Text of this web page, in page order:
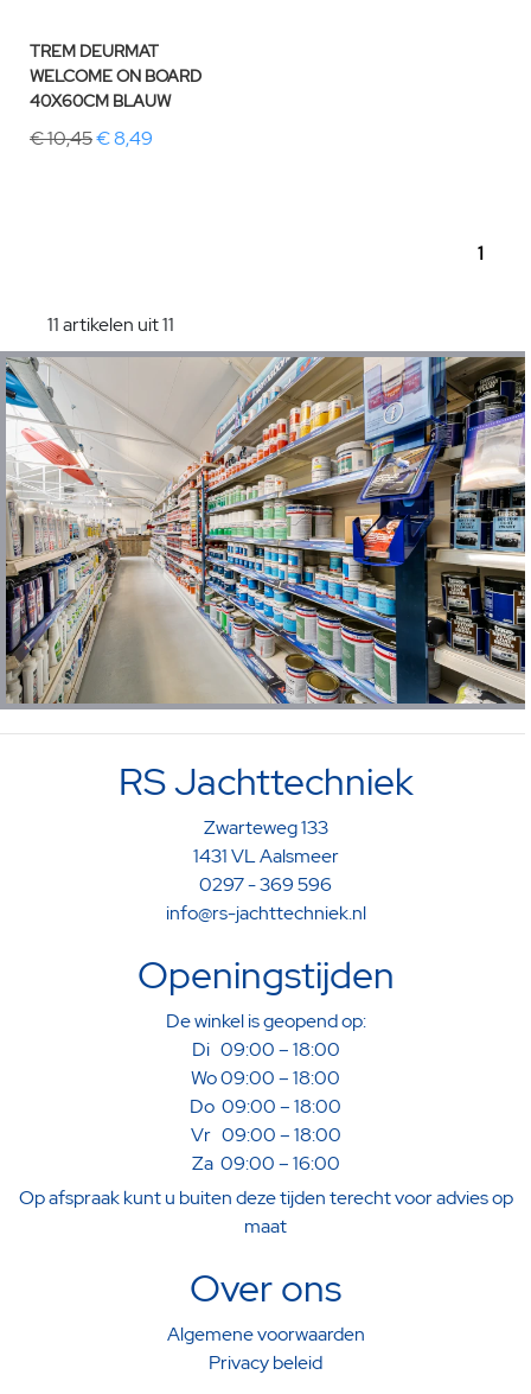
TREM DEURMAT
WELCOME ON BOARD
40X60CM BLAUW
€ 10,45€ 8,49
1
11 artikelen uit 11
RS Jachttechniek
Zwarteweg 133
1431 VL Aalsmeer
0297 - 369 596
info@rs-jachttechniek.nl
Openingstijden
De winkel is geopend op:
Di 09:00 – 18:00
Wo 09:00 – 18:00
Do 09:00 – 18:00
Vr 09:00 – 18:00
Za 09:00 – 16:00
Op afspraak kunt u buiten deze tijden terecht voor advies op
maat
Over ons
Algemene voorwaarden
Privacy beleid